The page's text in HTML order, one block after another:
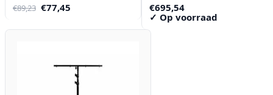
€89,23 Oorspronkelijke
was:
€77,45
is:
€695,54
✓ Op voorraad